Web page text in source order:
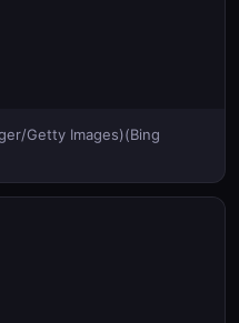
Getty Images)(Bing